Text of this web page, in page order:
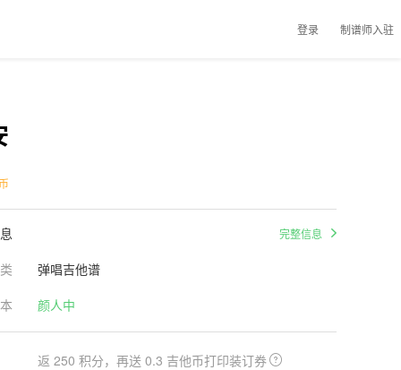
登录 制谱师入驻
完整信息
弹唱吉他谱
颜人中
返 250 积分，再送 0.3 吉他币打印装订券